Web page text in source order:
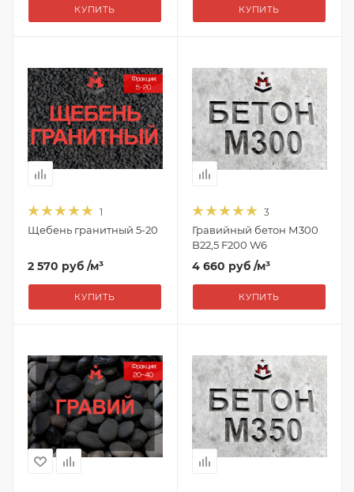
КУПИТЬ КУПИТЬ
1
Щебень гранитный 5-20
2 570 руб /м³
КУПИТЬ
3
Гравийный бетон М300
B22,5 F200 W6
4 660 руб /м³
КУПИТЬ